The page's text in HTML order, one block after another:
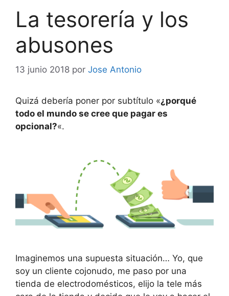
La tesorería y los
abusones
13 junio 2018 por Jose Antonio
Quizá debería poner por subtítulo «¿porqué
todo el mundo se cree que pagar es
opcional?«.
Imaginemos una supuesta situación… Yo, que
soy un cliente cojonudo, me paso por una
tienda de electrodomésticos, elijo la tele más